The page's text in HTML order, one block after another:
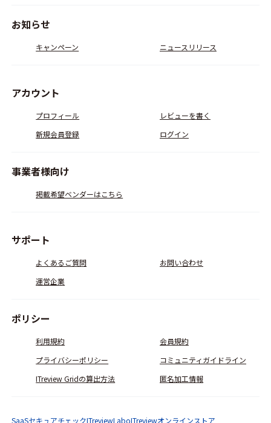
お知らせ
キャンペーン ニュースリリース
アカウント
プロフィール
レビューを書く
新規会員登録
ログイン
事業者様向け
掲載希望ベンダーはこちら
サポート
よくあるご質問
お問い合わせ
運営企業
ポリシー
利用規約
会員規約
プライバシーポリシー
コミュニティガイドライン
ITreview Gridの算出方法
匿名加工情報
SaaSセキュアチェックITreviewLaboITreviewオンラインストア